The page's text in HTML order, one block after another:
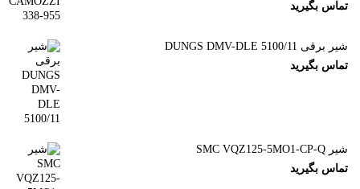
تماس بگیرید
شیر برقی DUNGS DMV-DLE 5100/11
تماس بگیرید
شیر SMC VQZ125-5MO1-CP-Q
تماس بگیرید